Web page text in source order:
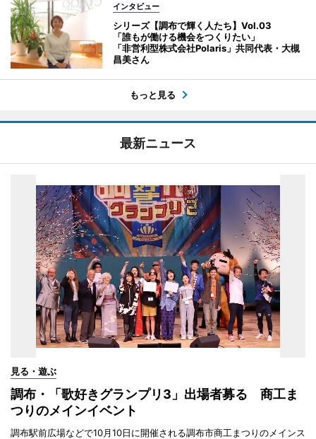
インタビュー
シリーズ【調布で輝く人たち】Vol.03
「誰もが働ける機会をつくりたい」
「非営利型株式会社Polaris」共同代表・大槻
昌美さん
もっと見る
最新ニュース
見る・遊ぶ
調布・「歌好きグランプリ3」出場者募る 商工ま
つりのメインイベント
調布駅前広場などで10月10日に開催される調布市商工まつりのメインス